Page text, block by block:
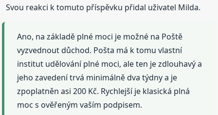
Svou reakci k tomuto příspěvku přidal uživatel Milda.
Ano, na základě plné moci je možné na Poště
vyzvednout důchod. Pošta má k tomu vlastní
institut udělování plné moci, ale ten je zdlouhavý a
jeho zavedení trvá minimálně dva týdny a je
zpoplatněn asi 200 Kč. Rychlejší je klasická plná
moc s ověřeným vaším podpisem.